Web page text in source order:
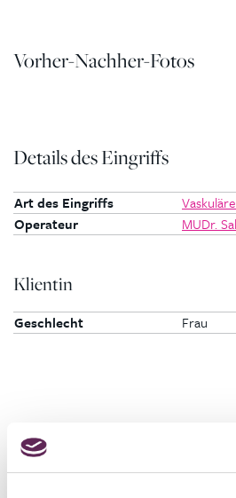
Vorher-Nachher-Fotos
Details des Eingriffs
Art des Eingriffs
Operateur
MUDr.
Klientin
Geschlecht Frau
Fotos